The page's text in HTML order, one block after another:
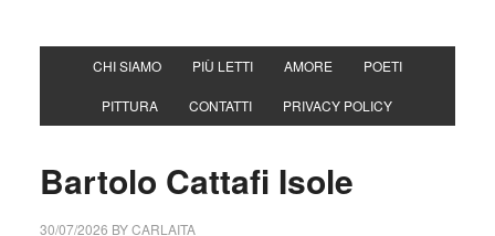
CHI SIAMO PIÙ LETTI AMORE POETI
PITTURA CONTATTI PRIVACY POLICY
Bartolo Cattafi Isole
30/07/2026 BYCARLAITA